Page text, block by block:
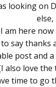
looking on
else,
am here
to say thanks
post and
also love the
time to go